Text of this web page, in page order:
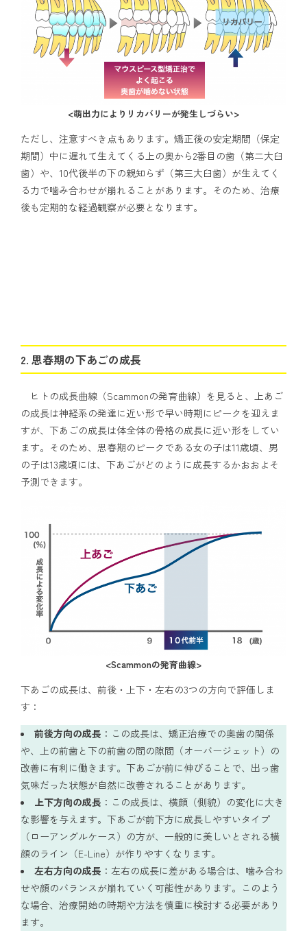
<萌出力によりリカバリーが発生しづらい>
ただし、注意すべき点もあります。矯正後の安定期間（保定
期間）中に遅れて生えてくる上の奥から2番目の歯（第二大臼
歯）や、10代後半の下の親知らず（第三大臼歯）が生えてく
る力で噛み合わせが崩れることがあります。そのため、治療
後も定期的な経過観察が必要となります。
2. 思春期の下あごの成長
ヒトの成長曲線（Scammonの発育曲線）を見ると、上あご
の成長は神経系の発達に近い形で早い時期にピークを迎えま
すが、下あごの成長は体全体の骨格の成長に近い形をしてい
ます。そのため、思春期のピークである女の子は11歳頃、男
の子は13歳頃には、下あごがどのように成長するかおおよそ
予測できます。
<Scammonの発育曲線>
下あごの成長は、前後・上下・左右の3つの方向で評価しま
す：
前後方向の成長 ：この成長は、矯正治療での奥歯の関係
や、上の前歯と下の前歯の間の隙間（オーバージェット）の
改善に有利に働きます。下あごが前に伸びることで、出っ歯
気味だった状態が自然に改善されることがあります。
上下方向の成長 ：この成長は、横顔（側貌）の変化に大き
な影響を与えます。下あごが前下方に成長しやすいタイプ
（ローアングルケース）の方が、一般的に美しいとされる横
顔のライン（E-Line）が作りやすくなります。
左右方向の成長 ：左右の成長に差がある場合は、噛み合わ
せや顔のバランスが崩れていく可能性があります。このよう
な場合、治療開始の時期や方法を慎重に検討する必要があり
ます。